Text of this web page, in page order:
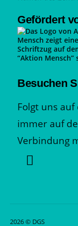
Gefördert
Besuchen
Folgt uns
immer auf
Verbindung
2026 © DGS